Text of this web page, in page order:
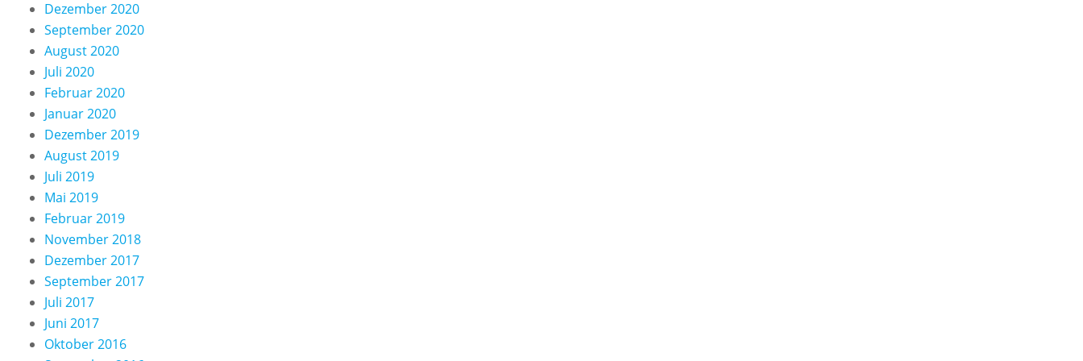
Dezember 2020
September 2020
August 2020
Juli 2020
Februar 2020
Januar 2020
Dezember 2019
August 2019
Juli 2019
Mai 2019
Februar 2019
November 2018
Dezember 2017
September 2017
Juli 2017
Juni 2017
Oktober 2016